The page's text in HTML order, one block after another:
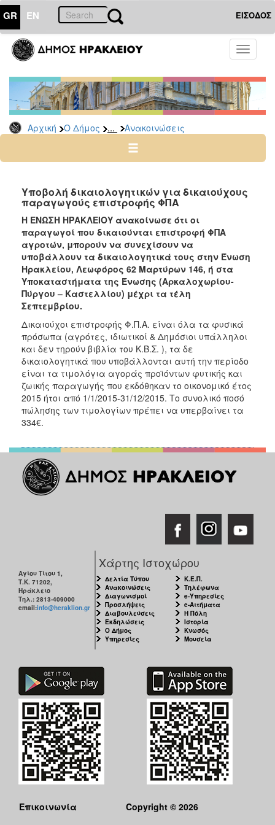
GR EN ΕΙΣΟΔΟΣ
Toggle
Αρχική Ο Δήμος ... Ανακοινώσεις
ΔΗΜΟΣ
Υπηρεσίες
&
Φορείς
Δημοτικές
Υπηρεσίες
Ηλεκτρονική
Διακυβέρνηση
Σχολικές
Επιτροπές
Αγροτική
Ανάπτυξη
Ανακοινώσεις
Προγράμματα
Προσχολική
Αγωγή
Κοιμητήρια
Κέντρο
Οικογένειας
ΤΟΠΟΣ
ΠΟΛΙΤΙΣΜΟΣ
Υποβολή δικαιολογητικών για δικαιούχους
παραγωγούς επιστροφής ΦΠΑ
Η ΕΝΩΣΗ ΗΡΑΚΛΕΙΟΥ ανακοίνωσε ότι οι
παραγωγοί που δικαιούνται επιστροφή ΦΠΑ
αγροτών, μπορούν να συνεχίσουν να
υποβάλλουν τα δικαιολογητικά τους στην Ένωση
Ηρακλείου, Λεωφόρος 62 Μαρτύρων 146, ή στα
Υποκαταστήματα της Ένωσης (Αρκαλοχωρίου-
Πύργου – Καστελλίου) μέχρι τα τέλη
Σεπτεμβρίου.
Δικαιούχοι επιστροφής Φ.Π.Α. είναι όλα τα φυσικά
πρόσωπα (αγρότες, ιδιωτικοί & Δημόσιοι υπάλληλοι
και δεν τηρούν βιβλία του Κ.Β.Σ. ), τα δε
δικαιολογητικά που υποβάλλονται αυτή την περίοδο
είναι τα τιμολόγια αγοράς προϊόντων φυτικής και
ζωικής παραγωγής που εκδόθηκαν το οικονομικό έτος
2015 ήτοι από 1/1/2015-31/12/2015. Το συνολικό ποσό
πώλησης των τιμολογίων πρέπει να υπερβαίνει τα
334€.
Αγίου Τίτου 1,
Τ.Κ. 71202,
Ηράκλειο
Τηλ.: 2813-409000
email:info@heraklion.gr
Χάρτης Ιστοχώρου
Δελτία Τύπου
Ανακοινώσεις
Διαγωνισμοί
Προσλήψεις
Διαβουλεύσεις
Εκδηλώσεις
Ο Δήμος
Υπηρεσίες
Κ.Ε.Π.
Τηλέφωνα
e-Υπηρεσίες
e-Αιτήματα
Η Πόλη
Ιστορία
Κνωσός
Μουσεία
Επικοινωνία
Copyright © 2026